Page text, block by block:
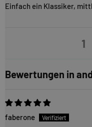
Einfach ein Klassiker,
1
Bewertungen in
faberone